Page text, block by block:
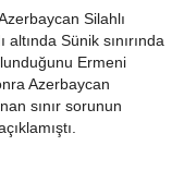
Silahlı
altında Sünik sınırında
Ermeni
Azerbaycan
sınır sorunun